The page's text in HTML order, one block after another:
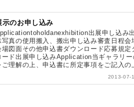
示のお申し込み
出展申し込み
写真の使用搬入、搬出申し込み審査日程会
場図面その他申込書ダウンロード応募規定
ード出展申し込みApplication当ギャラリー
ご理解の上、申込書に所定事項をご記入の
2013-07-